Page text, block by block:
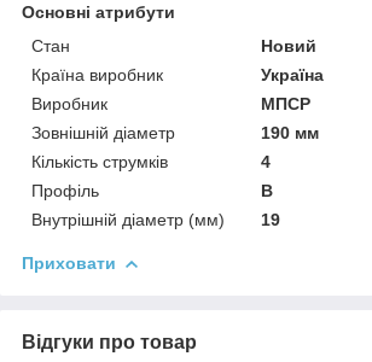
Основні атрибути
Стан
Новий
Країна виробник
Україна
Виробник
МПСР
Зовнішній діаметр
190 мм
Кількість струмків
4
Профіль
В
Внутрішній діаметр (мм)
19
Приховати
Відгуки про товар